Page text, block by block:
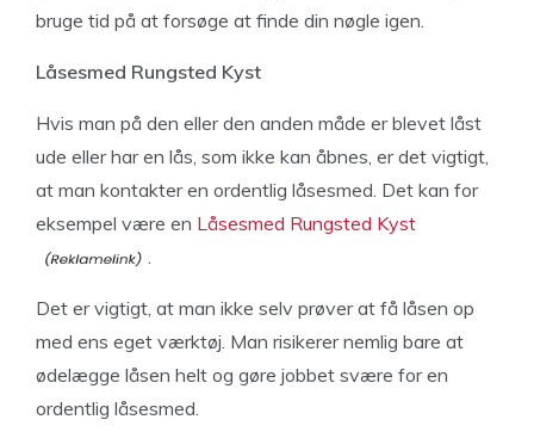
bruge tid på at forsøge at finde din nøgle igen.
Låsesmed Rungsted Kyst
Hvis man på den eller den anden måde er blevet låst
ude eller har en lås, som ikke kan åbnes, er det vigtigt,
at man kontakter en ordentlig låsesmed. Det kan for
eksempel være en Låsesmed Rungsted Kyst
.
Det er vigtigt, at man ikke selv prøver at få låsen op
med ens eget værktøj. Man risikerer nemlig bare at
ødelægge låsen helt og gøre jobbet svære for en
ordentlig låsesmed.